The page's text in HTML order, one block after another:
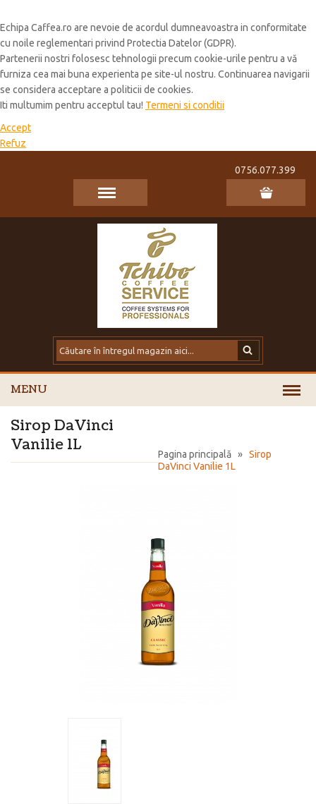
Echipa Caffea.ro are nevoie de acordul dumneavoastra in conformitate
cu noile reglementari privind Protectia Datelor (GDPR).
Partenerii nostri folosesc tehnologii precum cookie-urile pentru a vă
furniza cea mai buna experienta pe site-ul nostru. Continuarea navigarii
se considera acceptare a politicii de cookies.
Iti multumim pentru acceptul tau! Termeni si conditii
Accept
Refuz
0756.077.399
MENU
Pagina principală » Sirop
DaVinci Vanilie 1L
Sirop DaVinci
Vanilie 1L